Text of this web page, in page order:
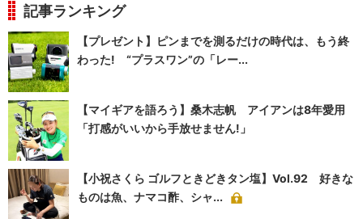
記事ランキング
【プレゼント】ピンまでを測るだけの時代は、もう終
わった! “プラスワン”の「レー...
【マイギアを語ろう】桑木志帆 アイアンは8年愛用
「打感がいいから手放せません!」
【小祝さくら ゴルフときどきタン塩】Vol.92 好きな
ものは魚、ナマコ酢、シャ...